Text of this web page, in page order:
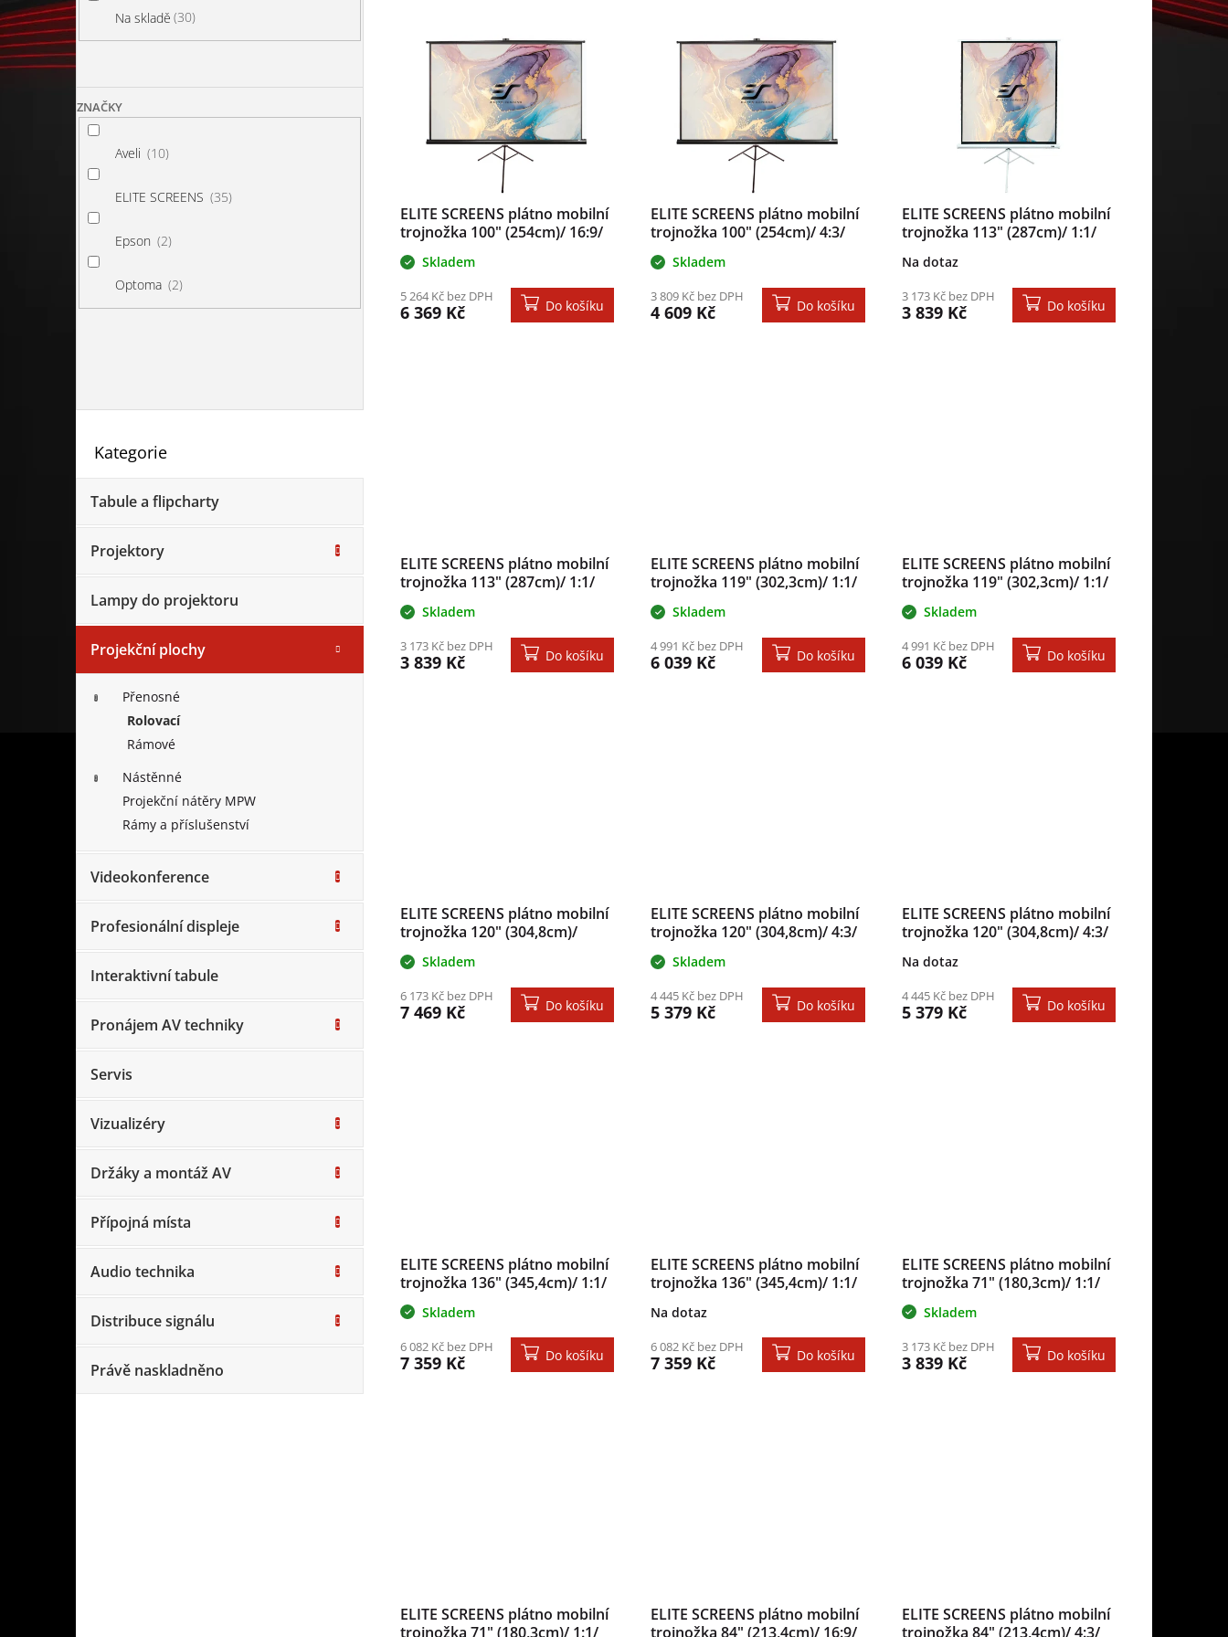
Na skladě 30
ZNAČKY
Aveli 10
ELITE SCREENS 35
Epson 2
Optoma 2
Přeskočit kategorie
Kategorie
Tabule a flipcharty
Projektory
Lampy do projektoru
Projekční plochy
Přenosné
Rolovací
Rámové
Nástěnné
Projekční nátěry MPW
Rámy a příslušenství
Videokonference
Profesionální displeje
Interaktivní tabule
Pronájem AV techniky
Servis
Vizualizéry
Držáky a montáž AV
Přípojná místa
Audio technika
Distribuce signálu
Právě naskladněno
ELITE SCREENS plátno mobilní
trojnožka 100" (254cm)/ 16:9/
124,5×221cm/ gain 1.1/ case
černýSkladem
5 264 Kč bez DPH
6 369 Kč Do košíku
ELITE SCREENS plátno mobilní
trojnožka 100" (254cm)/ 4:3/
152,4×203,2cm/ gain 1.1/ case
černýSkladem
3 809 Kč bez DPH
4 609 Kč Do košíku
ELITE SCREENS plátno mobilní
trojnožka 113" (287cm)/ 1:1/
bílý
Na dotaz
3 173 Kč bez DPH
3 839 Kč Do košíku
ELITE SCREENS plátno mobilní
trojnožka 113" (287cm)/ 1:1/
203,2×203,2cm/ gain 1.1/ case
černýSkladem
3 173 Kč bez DPH
3 839 Kč Do košíku
ELITE SCREENS plátno mobilní
trojnožka 119" (302,3cm)/ 1:1/
213,4×213,4cm/ gain 1.1/ case
bílýSkladem
4 991 Kč bez DPH
6 039 Kč Do košíku
ELITE SCREENS plátno mobilní
trojnožka 119" (302,3cm)/ 1:1/
213,4×213,4cm/ gain 1.1/ case
černýSkladem
4 991 Kč bez DPH
6 039 Kč Do košíku
ELITE SCREENS plátno mobilní
trojnožka 120" (304,8cm)/
16:9/ 150,1×266,7cm/ gain 1.1/
case černý
Skladem
6 173 Kč bez DPH
7 469 Kč Do košíku
ELITE SCREENS plátno mobilní
trojnožka 120" (304,8cm)/ 4:3/
182,9×243,8cm/ gain 1.1/ case
bílýSkladem
4 445 Kč bez DPH
5 379 Kč Do košíku
ELITE SCREENS plátno mobilní
trojnožka 120" (304,8cm)/ 4:3/
černý
Na dotaz
4 445 Kč bez DPH
5 379 Kč Do košíku
ELITE SCREENS plátno mobilní
trojnožka 136" (345,4cm)/ 1:1/
243,8×243,8cm/ gain 1.1/ case
bílýSkladem
6 082 Kč bez DPH
7 359 Kč Do košíku
ELITE SCREENS plátno mobilní
trojnožka 136" (345,4cm)/ 1:1/
černý
Na dotaz
6 082 Kč bez DPH
7 359 Kč Do košíku
ELITE SCREENS plátno mobilní
trojnožka 71" (180,3cm)/ 1:1/
127×127cm/ gain 1.1/ case bílý
Skladem
3 173 Kč bez DPH
3 839 Kč Do košíku
ELITE SCREENS plátno mobilní
trojnožka 71" (180,3cm)/ 1:1/
ELITE SCREENS plátno mobilní
trojnožka 84" (213,4cm)/ 16:9/
ELITE SCREENS plátno mobilní
trojnožka 84" (213,4cm)/ 4:3/